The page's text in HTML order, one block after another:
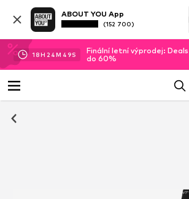
ABOUT YOU App
(152 700)
18H 24M 49S
Finální letní výprodej:
do 60%